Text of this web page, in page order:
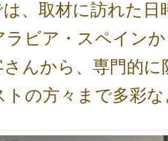
、取材に訪れた日
ラビア・スペイン
んから、専門的に
トの方々まで多彩